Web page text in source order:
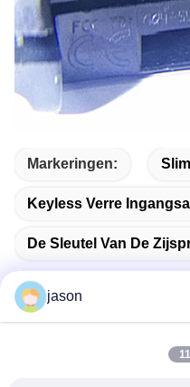
Markeringen:
Keyless Verre
De Sleutel Van De
jason